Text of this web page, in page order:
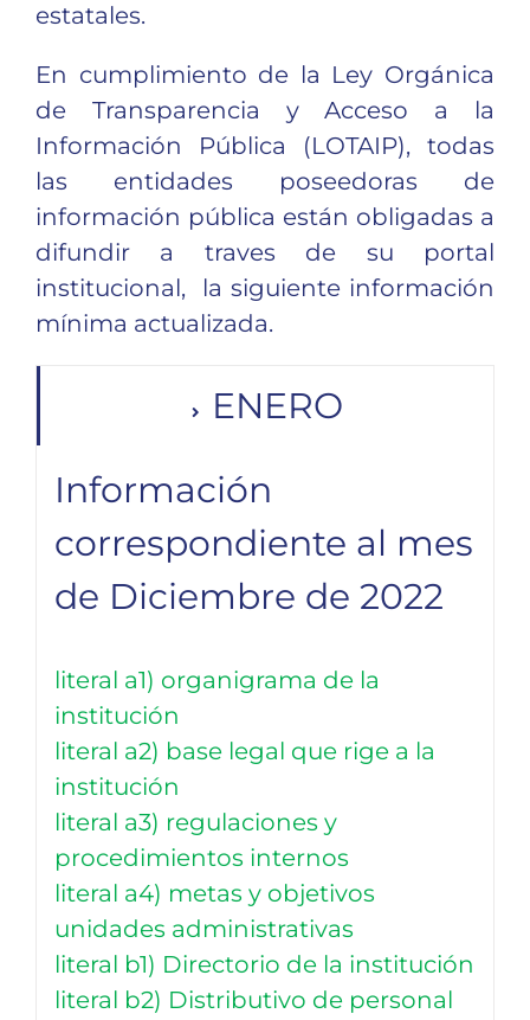
2019
2018
2017
2016
Sectores Vulnerables
Capacitaciones
Educación
Actividades Sociales
Deportes
Seguridad
estatales.
En cumplimiento de la Ley Orgánica
de Transparencia y Acceso a la
Información Pública (LOTAIP), todas
las entidades poseedoras de
información pública están obligadas a
difundir a traves de su portal
institucional, la siguiente información
mínima actualizada.
ENERO
Información
correspondiente al mes
de Diciembre de 2022
literal a1) organigrama de la
institución
literal a2) base legal que rige a la
institución
literal a3) regulaciones y
procedimientos internos
literal a4) metas y objetivos
unidades administrativas
literal b1) Directorio de la institución
literal b2) Distributivo de personal